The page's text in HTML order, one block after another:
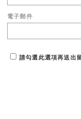
電子郵件
請勾選此選項再送出